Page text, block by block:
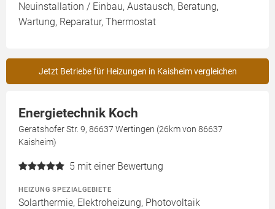
Neuinstallation / Einbau, Austausch, Beratung,
Wartung, Reparatur, Thermostat
Jetzt Betriebe für Heizungen in Kaisheim vergleichen
Energietechnik Koch
Geratshofer Str. 9, 86637 Wertingen (26km von 86637
Kaisheim)
5 mit einer Bewertung
HEIZUNG SPEZIALGEBIETE
Solarthermie, Elektroheizung, Photovoltaik